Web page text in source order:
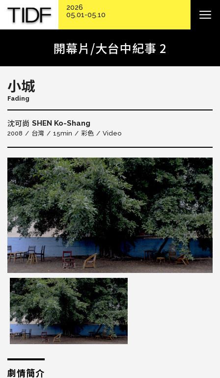
開幕片/大台中紀事 2
小城
Fading
沈可尚 SHEN Ko-Shang
2008 台灣 15min 彩色 Video
劇情簡介
2026
05.01-05.10